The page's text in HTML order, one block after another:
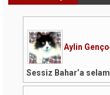
Aylin
Sessiz Bahar’a